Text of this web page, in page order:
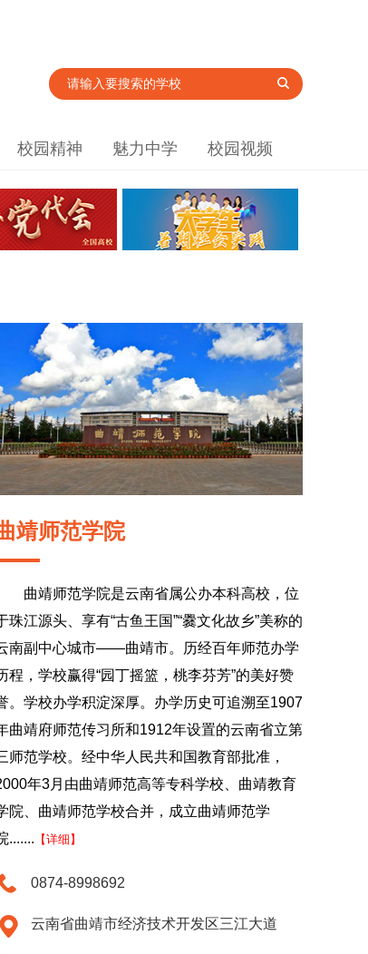
校园精神 魅力中学 校园视频
靖师范学院
曲靖师范学院是云南省属公办本科高校，位
珠江源头、享有“古鱼王国”“爨文化故乡”美称的
南副中心城市——曲靖市。历经百年师范办学
程，学校赢得“园丁摇篮，桃李芬芳”的美好赞
。学校办学积淀深厚。办学历史可追溯至1907
曲靖府师范传习所和1912年设置的云南省立第
师范学校。经中华人民共和国教育部批准，
年3月由曲靖师范高等专科学校、曲靖教育
院、曲靖师范学校合并，成立曲靖师范学
....... 【详细】
0874-8998692
云南省曲靖市经济技术开发区三江大道